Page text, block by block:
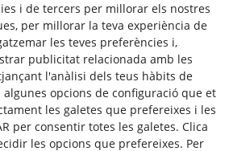
i de tercers per millorar els nostres
per millorar la teva experiència de
les teves preferències i,
publicitat relacionada amb les
l'anàlisi dels teus hàbits de
algunes opcions de configuració que et
les galetes que prefereixes i les
per consentir totes les galetes. Clica
les opcions que prefereixes. Per